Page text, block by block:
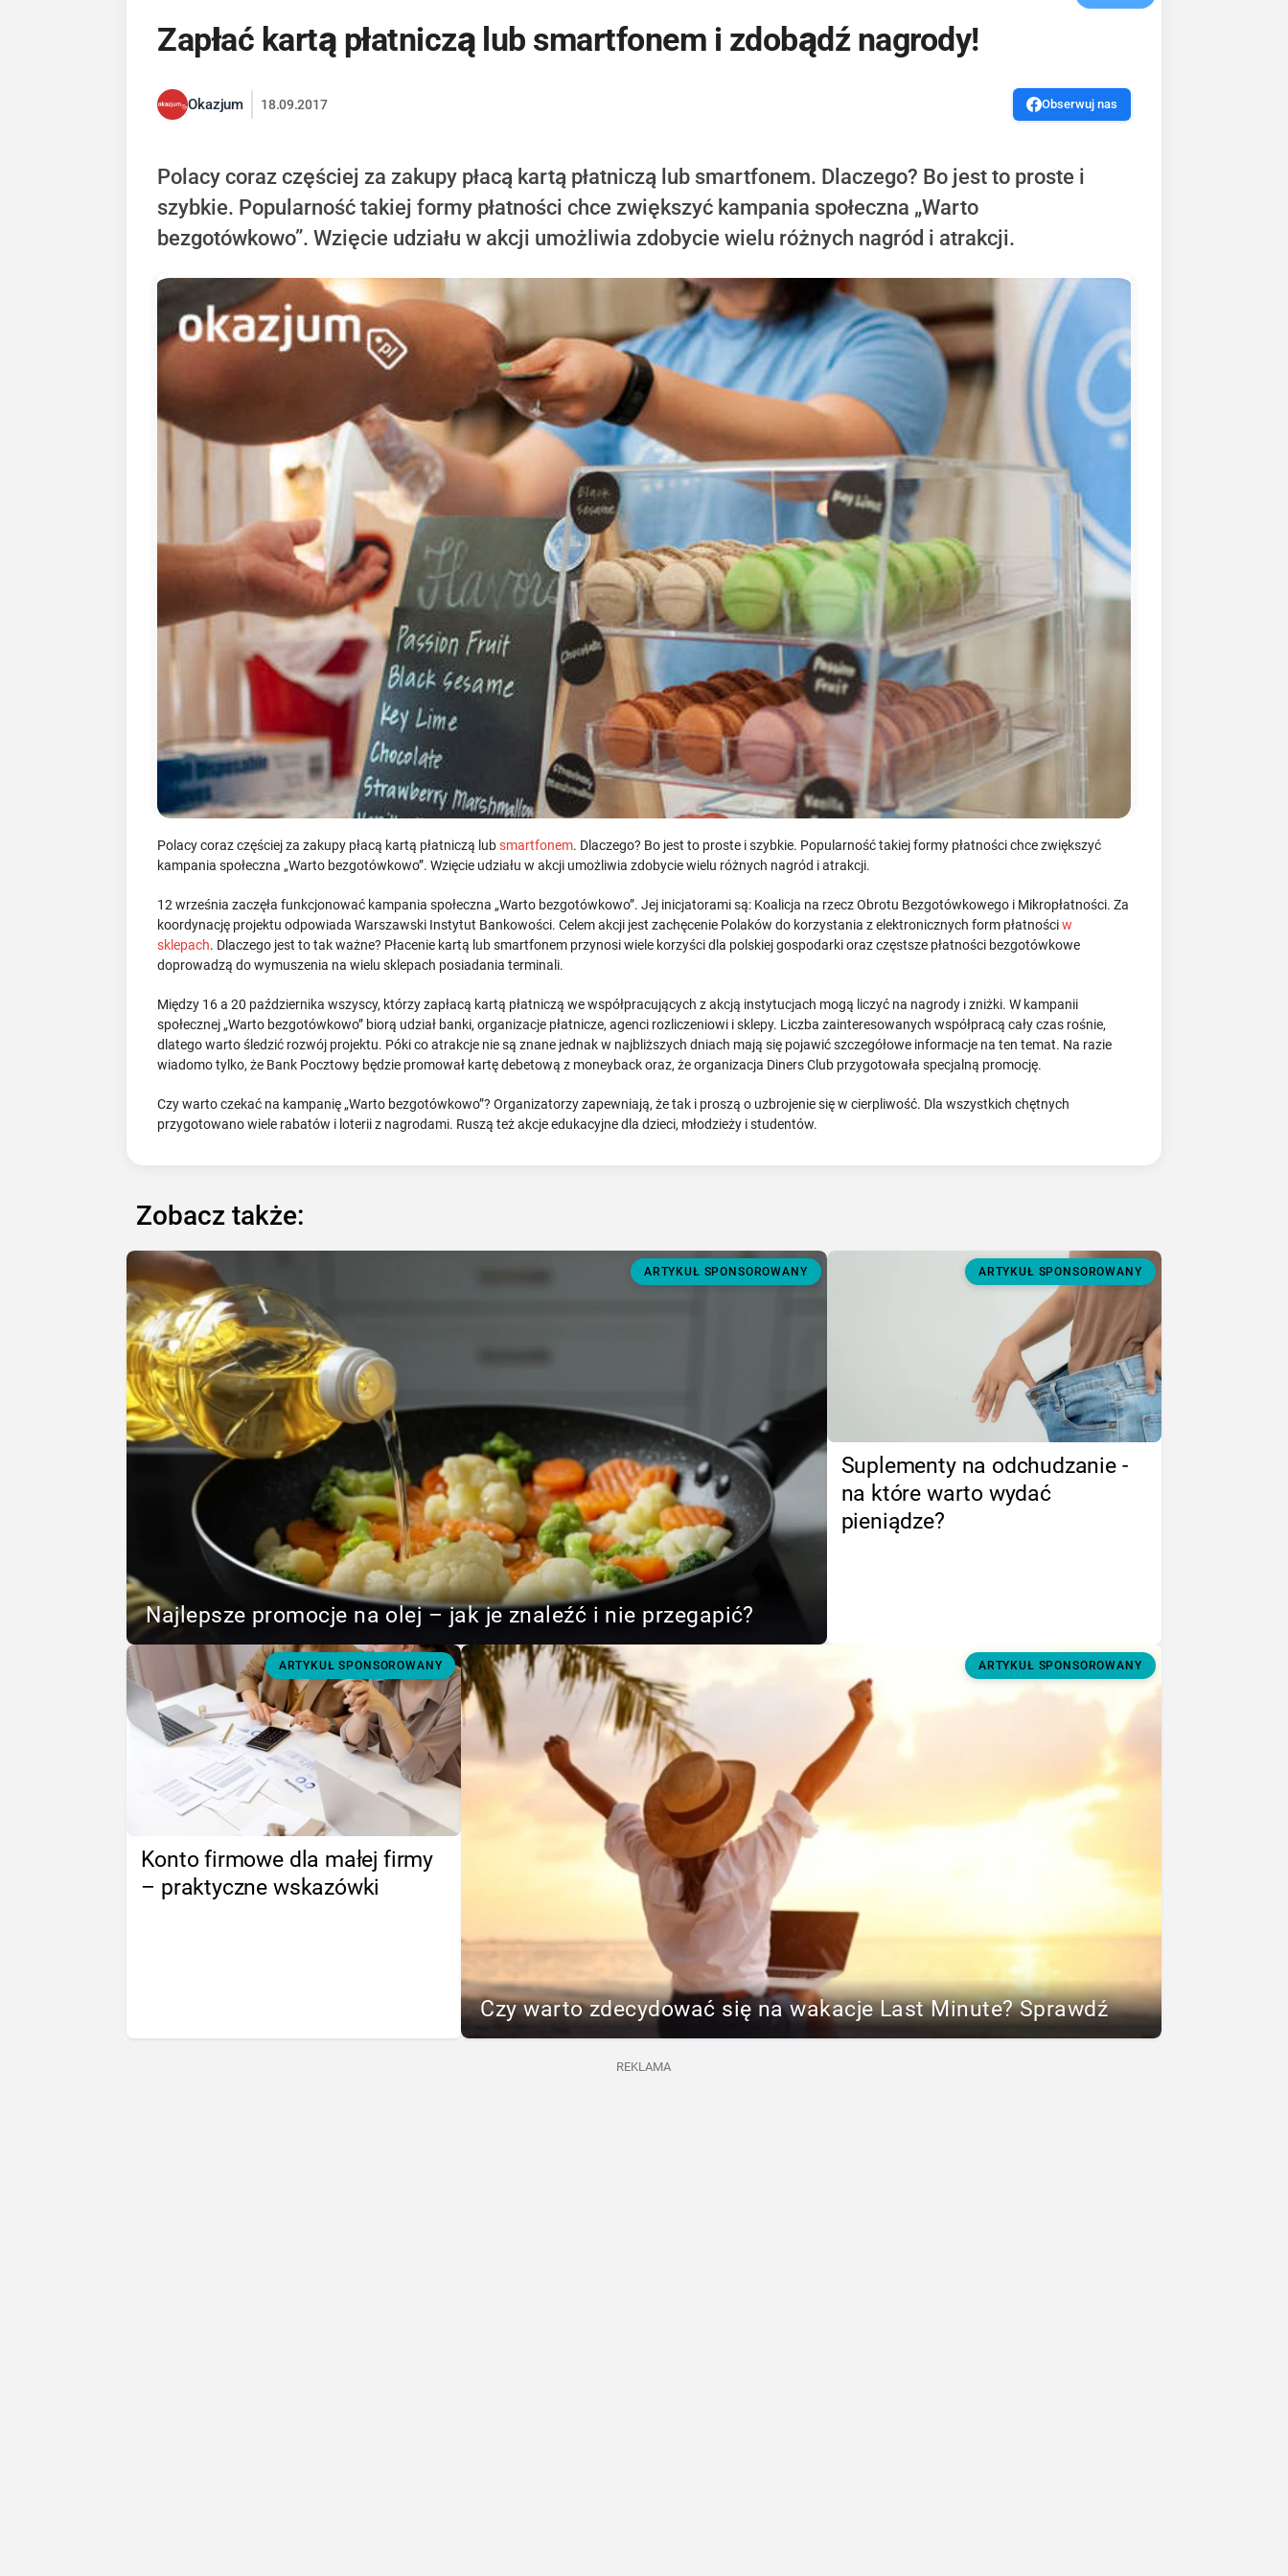
Zapłać kartą płatniczą lub smartfonem i zdobądź nagrody!
Okazjum 18.09.2017 Obserwuj nas
Polacy coraz częściej za zakupy płacą kartą płatniczą lub smartfonem. Dlaczego? Bo jest to proste i
szybkie. Popularność takiej formy płatności chce zwiększyć kampania społeczna „Warto
bezgotówkowo”. Wzięcie udziału w akcji umożliwia zdobycie wielu różnych nagród i atrakcji.
Polacy coraz częściej za zakupy płacą kartą płatniczą lubsmartfonem. Dlaczego? Bo jest to proste i szybkie. Popularność takiej formy płatności chce zwiększyć
kampania społeczna „Warto bezgotówkowo”. Wzięcie udziału w akcji umożliwia zdobycie wielu różnych nagród i atrakcji.
12 września zaczęła funkcjonować kampania społeczna „Warto bezgotówkowo”. Jej inicjatorami są: Koalicja na rzecz Obrotu Bezgotówkowego i Mikropłatności. Za
koordynację projektu odpowiada Warszawski Instytut Bankowości. Celem akcji jest zachęcenie Polaków do korzystania z elektronicznych form płatnościw
sklepach. Dlaczego jest to tak ważne? Płacenie kartą lub smartfonem przynosi wiele korzyści dla polskiej gospodarki oraz częstsze płatności bezgotówkowe
doprowadzą do wymuszenia na wielu sklepach posiadania terminali.
Między 16 a 20 października wszyscy, którzy zapłacą kartą płatniczą we współpracujących z akcją instytucjach mogą liczyć na nagrody i zniżki. W kampanii
społecznej „Warto bezgotówkowo” biorą udział banki, organizacje płatnicze, agenci rozliczeniowi i sklepy. Liczba zainteresowanych współpracą cały czas rośnie,
dlatego warto śledzić rozwój projektu. Póki co atrakcje nie są znane jednak w najbliższych dniach mają się pojawić szczegółowe informacje na ten temat. Na razie
wiadomo tylko, że Bank Pocztowy będzie promował kartę debetową z moneyback oraz, że organizacja Diners Club przygotowała specjalną promocję.
Czy warto czekać na kampanię „Warto bezgotówkowo”? Organizatorzy zapewniają, że tak i proszą o uzbrojenie się w cierpliwość. Dla wszystkich chętnych
przygotowano wiele rabatów i loterii z nagrodami. Ruszą też akcje edukacyjne dla dzieci, młodzieży i studentów.
Zobacz także:
ARTYKUŁ SPONSOROWANY
Najlepsze promocje na olej – jak je znaleźć i nie przegapić?
ARTYKUŁ SPONSOROWANY
Suplementy na odchudzanie -
na które warto wydać
pieniądze?
ARTYKUŁ SPONSOROWANY
Konto firmowe dla małej firmy
– praktyczne wskazówki
ARTYKUŁ SPONSOROWANY
Czy warto zdecydować się na wakacje Last Minute? Sprawdź
REKLAMA